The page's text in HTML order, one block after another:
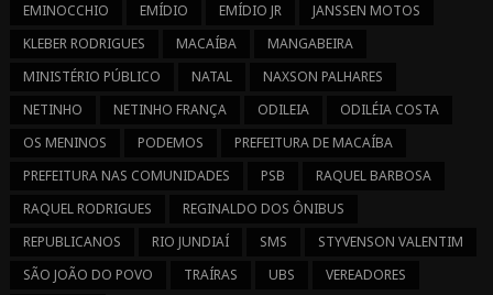
EMINOCCHIO
EMÍDIO EMÍDIO JR
JANSSEN MOTOS
KLEBER RODRIGUES
MACAÍBA
MANGABEIRA
MINISTÉRIO PÚBLICO
NATAL
NAXSON PALHARES
NETINHO
NETINHO FRANÇA ODILEIA
ODILÉIA COSTA
OS MENINOS
PODEMOS
PREFEITURA DE MACAÍBA
PREFEITURA NAS COMUNIDADES
PSB
RAQUEL BARBOSA
RAQUEL RODRIGUES
REGINALDO DOS ÔNIBUS
REPUBLICANOS
RIO JUNDIAÍ SMS
STYVENSON VALENTIM
SÃO JOÃO DO POVO
TRAÍRAS UBS
VEREADORES